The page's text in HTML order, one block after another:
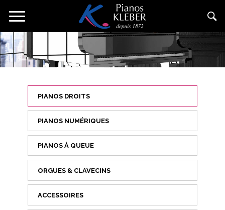
principal
Toggle
PIANOS DROITS
PIANOS NUMÉRIQUES
PIANOS À QUEUE
ORGUES & CLAVECINS
ACCESSOIRES